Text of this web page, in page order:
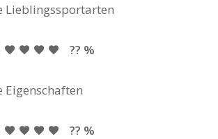
Lieblingssportarten
?? %
Eigenschaften
?? %